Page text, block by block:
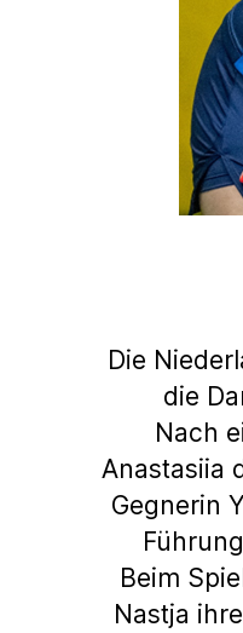
Die
die
Nach
Anastasiia
Gegnerin
Beim
Nastja